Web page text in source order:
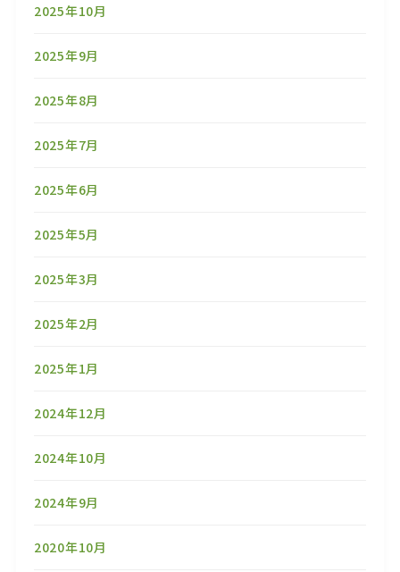
2025年10月
2025年9月
2025年8月
2025年7月
2025年6月
2025年5月
2025年3月
2025年2月
2025年1月
2024年12月
2024年10月
2024年9月
2020年10月